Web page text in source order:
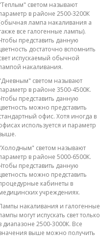
светом называют
в районе 2500-3200К
лампа накаливания а
все галогенные лампы).
представить данную
достаточно вспомнить
испускаемый обычной
накаливания.
светом называют
в районе 3500-4500К.
представить данную
можно представить
офис. Хотя иногда в
используется и параметр
светом называют
в районе 5000-6500К.
представить данную
можно представить
кабинеты в
учреждениях.
накаливания и галогенные
могут испускать свет только
диапазоне 2500-3000К. Все
выше можно получить